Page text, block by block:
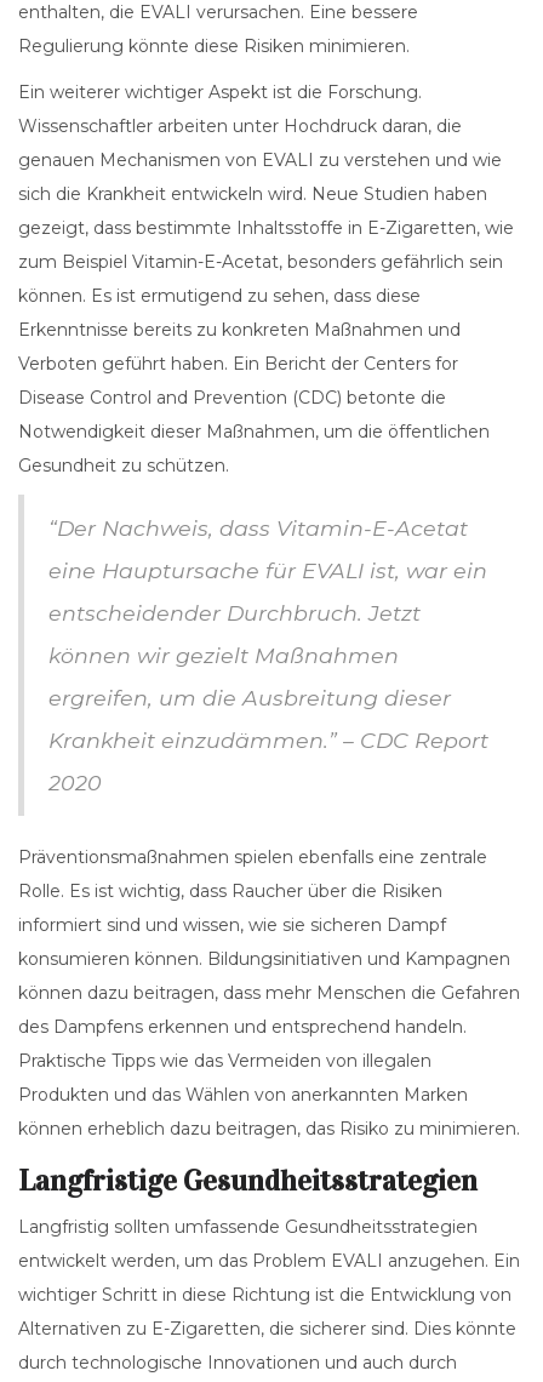
enthalten, die EVALI verursachen. Eine bessere
Regulierung könnte diese Risiken minimieren.
Ein weiterer wichtiger Aspekt ist die Forschung.
Wissenschaftler arbeiten unter Hochdruck daran, die
genauen Mechanismen von EVALI zu verstehen und wie
sich die Krankheit entwickeln wird. Neue Studien haben
gezeigt, dass bestimmte Inhaltsstoffe in E-Zigaretten, wie
zum Beispiel Vitamin-E-Acetat, besonders gefährlich sein
können. Es ist ermutigend zu sehen, dass diese
Erkenntnisse bereits zu konkreten Maßnahmen und
Verboten geführt haben. Ein Bericht der Centers for
Disease Control and Prevention (CDC) betonte die
Notwendigkeit dieser Maßnahmen, um die öffentlichen
Gesundheit zu schützen.
“Der Nachweis, dass Vitamin-E-Acetat
eine Hauptursache für EVALI ist, war ein
entscheidender Durchbruch. Jetzt
können wir gezielt Maßnahmen
ergreifen, um die Ausbreitung dieser
Krankheit einzudämmen.” – CDC Report
2020
Präventionsmaßnahmen spielen ebenfalls eine zentrale
Rolle. Es ist wichtig, dass Raucher über die Risiken
informiert sind und wissen, wie sie sicheren Dampf
konsumieren können. Bildungsinitiativen und Kampagnen
können dazu beitragen, dass mehr Menschen die Gefahren
des Dampfens erkennen und entsprechend handeln.
Praktische Tipps wie das Vermeiden von illegalen
Produkten und das Wählen von anerkannten Marken
können erheblich dazu beitragen, das Risiko zu minimieren.
Langfristige Gesundheitsstrategien
Langfristig sollten umfassende Gesundheitsstrategien
entwickelt werden, um das Problem EVALI anzugehen. Ein
wichtiger Schritt in diese Richtung ist die Entwicklung von
Alternativen zu E-Zigaretten, die sicherer sind. Dies könnte
durch technologische Innovationen und auch durch